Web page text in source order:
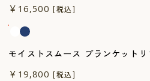
￥16,500 [税込]
モイストスムース ブランケット
￥19,800 [税込]
一般医療機器